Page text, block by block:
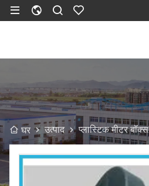
घर उत्पाद प्लास्टिक मीटर बॉक्स